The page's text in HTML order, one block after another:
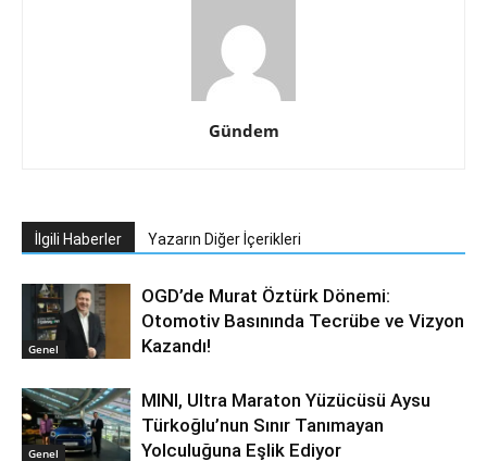
Gündem
İlgili Haberler Yazarın Diğer İçerikleri
Genel
OGD’de Murat Öztürk Dönemi:
Otomotiv Basınında Tecrübe ve Vizyon
Kazandı!
Genel
MINI, Ultra Maraton Yüzücüsü Aysu
Türkoğlu’nun Sınır Tanımayan
Yolculuğuna Eşlik Ediyor